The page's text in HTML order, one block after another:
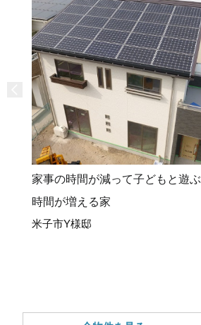
家事の時間が減って子どもと遊ぶ
時間が増える家
米子市Y様邸